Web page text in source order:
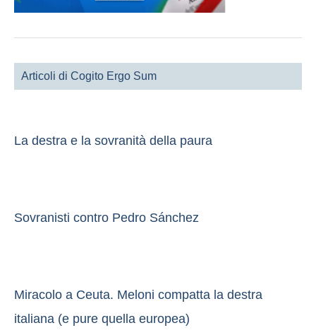
Articoli di Cogito Ergo Sum
La destra e la sovranità della paura
Sovranisti contro Pedro Sánchez
Miracolo a Ceuta. Meloni compatta la destra
italiana (e pure quella europea)